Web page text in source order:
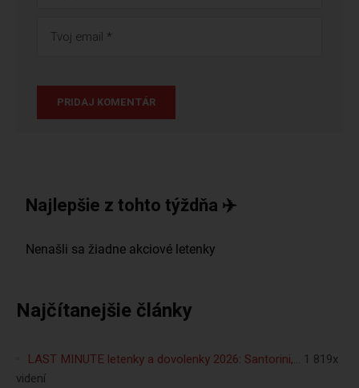
Najlepšie z tohto týždňa ✈️
Najčítanejšie články
LAST MINUTE letenky a dovolenky 2026: Santorini,… 1 819x
videní